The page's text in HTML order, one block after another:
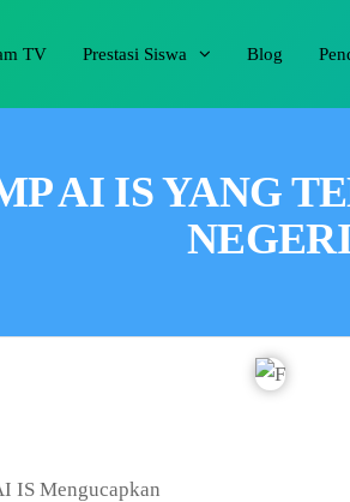
TV Prestasi Siswa Blog
AI IS YANG
IS Mengucapkan